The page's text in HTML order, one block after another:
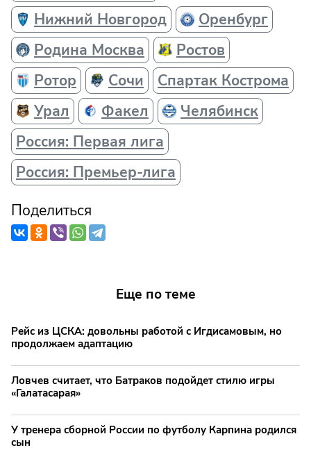
Нижний Новгород
Оренбург
Родина Москва
Ростов
Ротор
Сочи
Спартак Кострома
Урал
Факел
Челябинск
Россия: Первая лига
Россия: Премьер-лига
Поделиться
Еще по теме
Рейс из ЦСКА: довольны работой с Игдисамовым, но
продолжаем адаптацию
Ловчев считает, что Батраков подойдет стилю игры
«Галатасарая»
У тренера сборной России по футболу Карпина родился
сын